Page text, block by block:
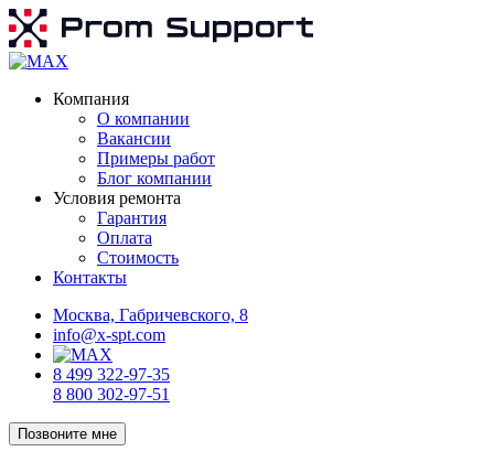
Компания
О компании
Вакансии
Примеры работ
Блог компании
Условия ремонта
Гарантия
Оплата
Стоимость
Контакты
Москва, Габричевского, 8
info@x-spt.com
8 499 322-97-35
8 800 302-97-51
Позвоните мне